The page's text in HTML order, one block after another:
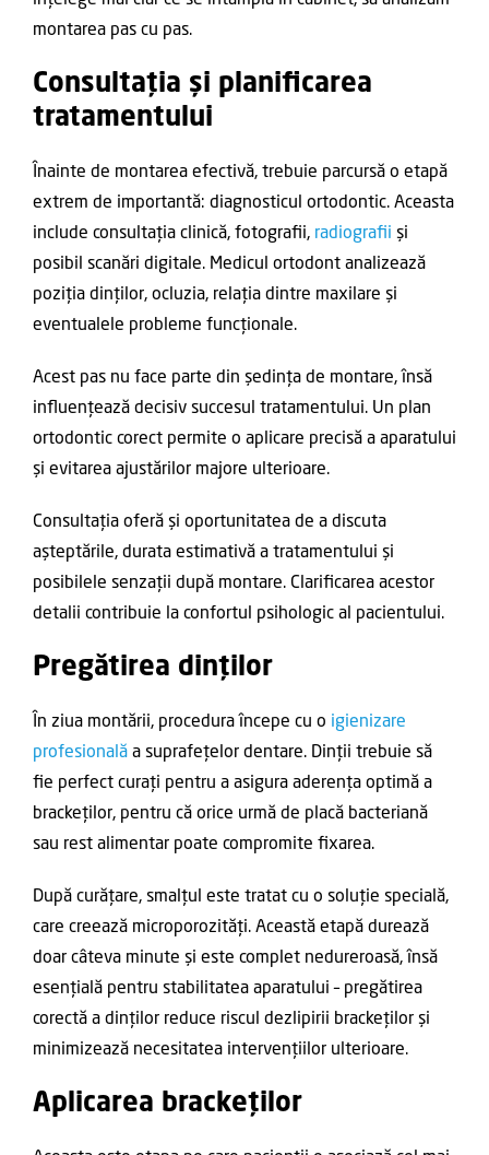
montarea pas cu pas.
Consultația și planificarea
tratamentului
Înainte de montarea efectivă, trebuie parcursă o etapă
extrem de importantă: diagnosticul ortodontic. Aceasta
include consultația clinică, fotografii, radiografii și
posibil scanări digitale. Medicul ortodont analizează
poziția dinților, ocluzia, relația dintre maxilare și
eventualele probleme funcționale.
Acest pas nu face parte din ședința de montare, însă
influențează decisiv succesul tratamentului. Un plan
ortodontic corect permite o aplicare precisă a aparatului
și evitarea ajustărilor majore ulterioare.
Consultația oferă și oportunitatea de a discuta
așteptările, durata estimativă a tratamentului și
posibilele senzații după montare. Clarificarea acestor
detalii contribuie la confortul psihologic al pacientului.
Pregătirea dinților
În ziua montării, procedura începe cu o igienizare
profesională a suprafețelor dentare. Dinții trebuie să
fie perfect curați pentru a asigura aderența optimă a
brackeților, pentru că orice urmă de placă bacteriană
sau rest alimentar poate compromite fixarea.
După curățare, smalțul este tratat cu o soluție specială,
care creează microporozități. Această etapă durează
doar câteva minute și este complet nedureroasă, însă
esențială pentru stabilitatea aparatului – pregătirea
corectă a dinților reduce riscul dezlipirii brackeților și
minimizează necesitatea intervențiilor ulterioare.
Aplicarea brackeților